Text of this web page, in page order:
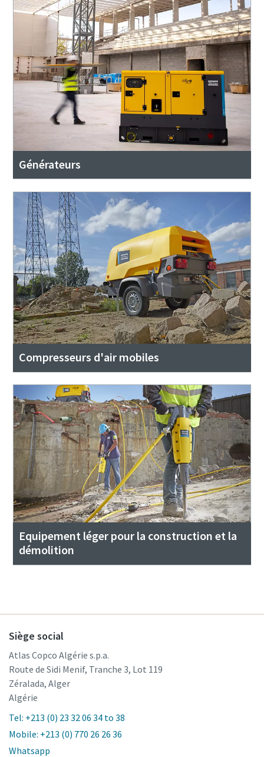
Générateurs
Compresseurs d'air mobiles
Equipement léger pour la construction et la
démolition
Siège social
Atlas Copco Algérie s.p.a.
Route de Sidi Menif, Tranche 3, Lot 119
Zéralada, Alger
Algérie
Tel: +213 (0) 23 32 06 34 to 38
Mobile: +213 (0) 770 26 26 36
Whatsapp